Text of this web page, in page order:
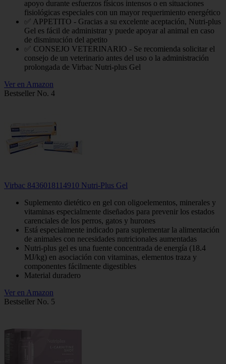
apoyo durante esfuerzos físicos intensos o en situaciones
fisiológicas especiales con un mayor requerimiento energético
✅ APPETITO - Gracias a su excelente aceptación, Nutri-plus
Gel es fácil de administrar y puede apoyar al animal en caso
de disminución del apetito
✅ CONSEJO VETERINARIO - Se recomienda solicitar el
consejo de un veterinario antes del uso o la administración
prolongada de Virbac Nutri-plus Gel
Ver en Amazon
Bestseller No. 4
Virbac 8436018114910 Nutri-Plus Gel
Suplemento dietético en gel con oligoelementos, minerales y
vitaminas especialmente diseñados para prevenir los estados
carenciales de los perros, gatos y hurones
Está especialmente indicado para suplementar la alimentación
de animales con necesidades nutricionales aumentadas
Nutri-plus gel es una fuente concentrada de energía (18.4
MJ/kg) en asociación con vitaminas, elementos traza y
componentes fácilmente digestibles
Material duradero
Ver en Amazon
Bestseller No. 5